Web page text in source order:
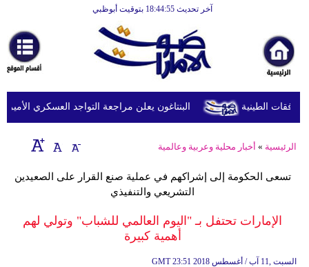
آخر تحديث 18:44:55 بتوقيت أبوظبي
أخبارعاجلة
رياضة
ثقافة
إقتصاد
وموسيقى
البنتاغون يعلن مراجعة التواجد العسكري الأميركي
الرئيسية » أخبار محلية وعربية وعالمية
تسعى الحكومة إلى إشراكهم في عملية صنع القرار على الصعيدين
التشريعي والتنفيذي
الإمارات تحتفل بـ "اليوم العالمي للشباب" وتولي لهم
أهمية كبيرة
GMT 23:51 2018 السبت ,11 آب / أغسطس